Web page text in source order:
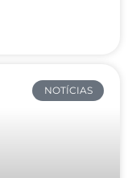
NOTÍCIAS